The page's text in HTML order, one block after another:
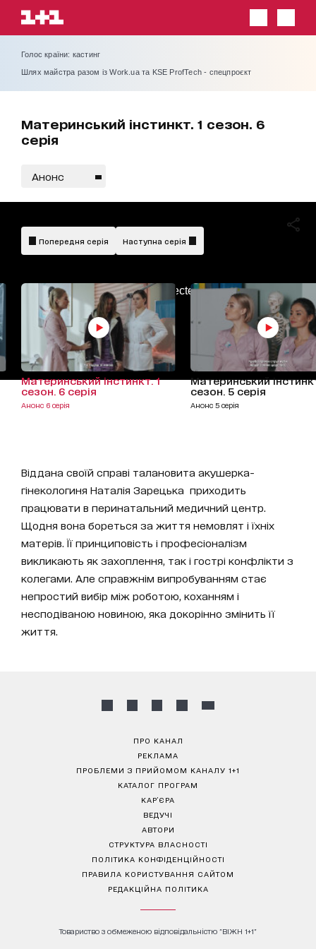
Голос країни: кастинг
Шлях майстра разом із Work.ua та KSE ProfTech - спецпроєкт
Материнський інстинкт. 1 сезон. 6
серія
Анонс
AdBlockDetected!
Попередня серія Наступна серія
Материнський інстинкт. 1
сезон. 6 серія
Анонс 6 серія
Материнський
сезон. 5 серія
Анонс 5 серія
Віддана своїй справі талановита акушерка-
гінекологиня Наталія Зарецька приходить
працювати в перинатальний медичний центр.
Щодня вона бореться за життя немовлят і їхніх
матерів. Її принциповість і професіоналізм
викликають як захоплення, так і гострі конфлікти з
колегами. Але справжнім випробуванням стає
непростий вибір між роботою, коханням і
несподіваною новиною, яка докорінно змінить її
життя.
ПРО КАНАЛ
РЕКЛАМА
ПРОБЛЕМИ З ПРИЙОМОМ КАНАЛУ 1+1
КАТАЛОГ ПРОГРАМ
КАР’ЄРА
ВЕДУЧІ
АВТОРИ
СТРУКТУРА ВЛАСНОСТІ
ПОЛІТИКА КОНФІДЕНЦІЙНОСТІ
ПРАВИЛА КОРИСТУВАННЯ САЙТОМ
РЕДАКЦІЙНА ПОЛІТИКА
Товариство з обмеженою відповідальністю "ВІЖН 1+1"